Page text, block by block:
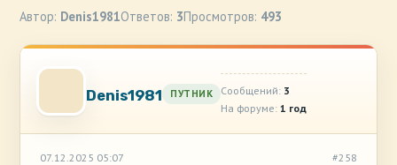
Автор: Denis1981Ответов: 3Просмотров: 493
Denis1981 ПУТНИК Сообщений: 3
На форуме: 1 год
07.12.2025 05:07 #258